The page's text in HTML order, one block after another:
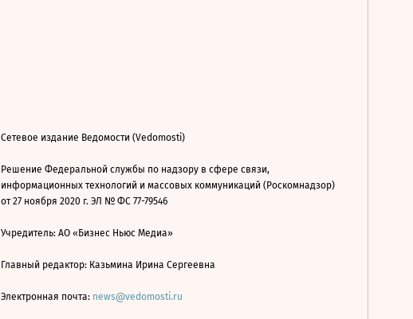
Сетевое издание Ведомости (Vedomosti)
Решение Федеральной службы по надзору в сфере связи,
информационных технологий и массовых коммуникаций (Роскомнадзор)
от 27 ноября 2020 г. ЭЛ № ФС 77-79546
Учредитель: АО «Бизнес Ньюс Медиа»
Главный редактор: Казьмина Ирина Сергеевна
Электронная почта: news@vedomosti.ru